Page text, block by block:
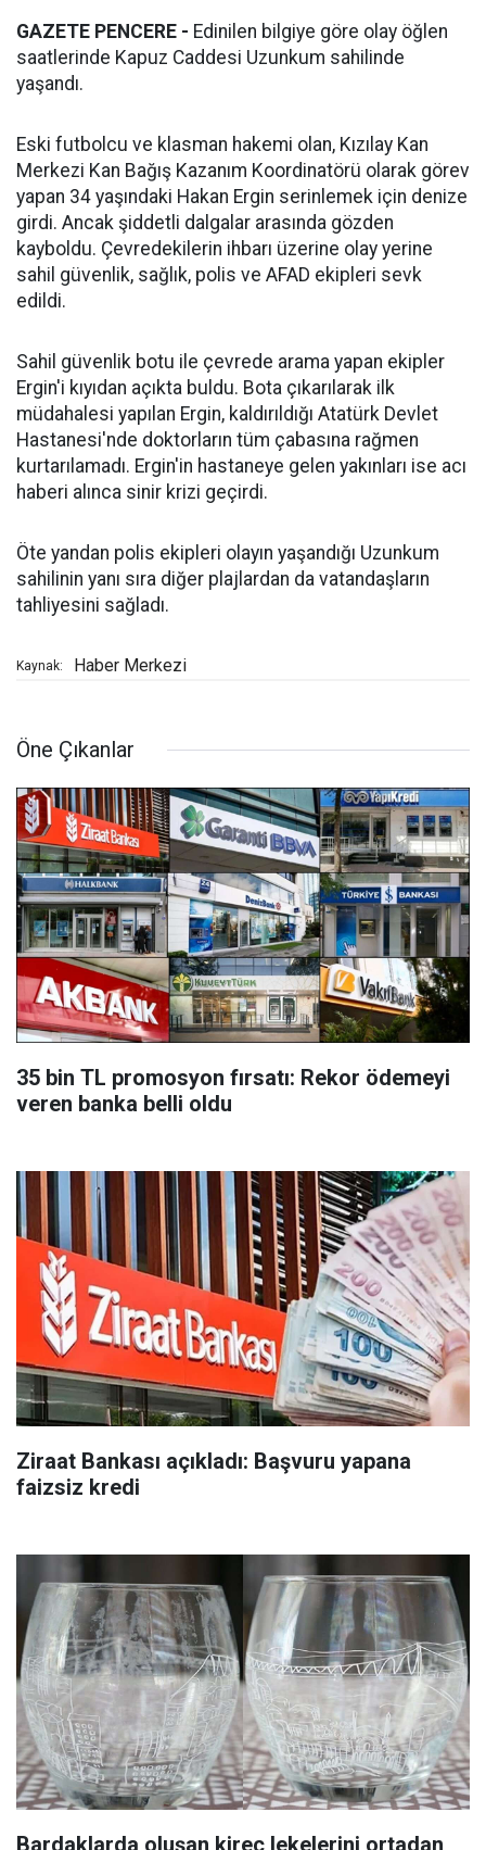
GAZETE PENCERE - Edinilen bilgiye göre olay öğlen
saatlerinde Kapuz Caddesi Uzunkum sahilinde
yaşandı.
Eski futbolcu ve klasman hakemi olan, Kızılay Kan
Merkezi Kan Bağış Kazanım Koordinatörü olarak görev
yapan 34 yaşındaki Hakan Ergin serinlemek için denize
girdi. Ancak şiddetli dalgalar arasında gözden
kayboldu. Çevredekilerin ihbarı üzerine olay yerine
sahil güvenlik, sağlık, polis ve AFAD ekipleri sevk
edildi.
Sahil güvenlik botu ile çevrede arama yapan ekipler
Ergin'i kıyıdan açıkta buldu. Bota çıkarılarak ilk
müdahalesi yapılan Ergin, kaldırıldığı Atatürk Devlet
Hastanesi'nde doktorların tüm çabasına rağmen
kurtarılamadı. Ergin'in hastaneye gelen yakınları ise acı
haberi alınca sinir krizi geçirdi.
Öte yandan polis ekipleri olayın yaşandığı Uzunkum
sahilinin yanı sıra diğer plajlardan da vatandaşların
tahliyesini sağladı.
Kaynak: Haber Merkezi
Öne Çıkanlar
35 bin TL promosyon fırsatı: Rekor ödemeyi
veren banka belli oldu
Ziraat Bankası açıkladı: Başvuru yapana
faizsiz kredi